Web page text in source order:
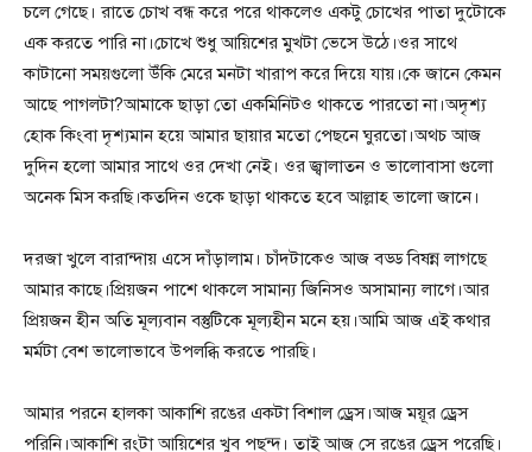
চলে গেছে। রাতে চোখ বন্ধ করে পরে থাকলেও একটু চোখের পাতা দুটোকে
এক করতে পারি না।চোখে শুধু আয়িশের মুখটা ভেসে উঠে।ওর সাথে
কাটানো সময়গুলো উঁকি মেরে মনটা খারাপ করে দিয়ে যায়।কে জানে কেমন
আছে পাগলটা?আমাকে ছাড়া তো একমিনিটও থাকতে পারতো না।অদৃশ্য
হোক কিংবা দৃশ্যমান হয়ে আমার ছায়ার মতো পেছনে ঘুরতো।অথচ আজ
দুদিন হলো আমার সাথে ওর দেখা নেই। ওর জ্বালাতন ও ভালোবাসা গুলো
অনেক মিস করছি।কতদিন ওকে ছাড়া থাকতে হবে আল্লাহ ভালো জানে।
দরজা খুলে বারান্দায় এসে দাঁড়ালাম। চাঁদটাকেও আজ বড্ড বিষন্ন লাগছে
আমার কাছে।প্রিয়জন পাশে থাকলে সামান্য জিনিসও অসামান্য লাগে।আর
প্রিয়জন হীন অতি মূল্যবান বস্তুটিকে মূল্যহীন মনে হয়।আমি আজ এই কথার
মর্মটা বেশ ভালোভাবে উপলব্ধি করতে পারছি।
আমার পরনে হালকা আকাশি রঙের একটা বিশাল ড্রেস।আজ ময়ূর ড্রেস
পরিনি।আকাশি রংটা আয়িশের খুব পছন্দ। তাই আজ সে রঙের ড্রেস পরেছি।